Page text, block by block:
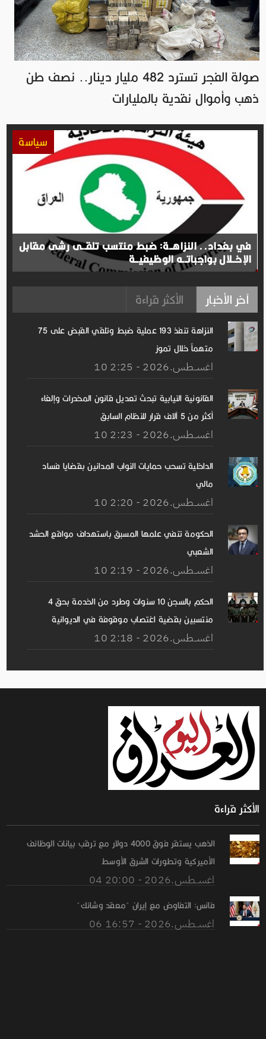
صولة الفجر تسترد 482 مليار دينار.. نصف طن
ذهب وأموال نقدية بالمليارات
سياسة
في بغداد.. النزاهــة: ضبط منتسب تلقــى رشى مقابل
الإخــلال بواجباتــه الوظيفيــة
آخر الأخبار الأكثر قراءة
النزاهة تنفذ 193 عملية ضبط وتلقي القبض على 75
متهماً خلال تموز
10 اغســطس.2026 - 2:25
القانونية النيابية تبحث تعديل قانون المخدرات وإلغاء
أكثر من 5 آلاف قرار للنظام السابق
10 اغســطس.2026 - 2:23
الداخلية تسحب حمايات النواب المدانين بقضايا فساد
مالي
10 اغســطس.2026 - 2:20
الحكومة تنفي علمها المسبق باستهداف مواقع الحشد
الشعبي
10 اغســطس.2026 - 2:19
الحكم بالسجن 10 سنوات وطرد من الخدمة بحق 4
منتسبين بقضية اغتصاب موقوفة في الديوانية
10 اغســطس.2026 - 2:18
الأكثر قراءة
الذهب يستقر فوق 4000 دولار مع ترقب بيانات الوظائف
الأميركية وتطورات الشرق الأوسط
04 اغســطس.2026 - 20:00
فانس: التفاوض مع إيران "معقد وشائك"
06 اغســطس.2026 - 16:57